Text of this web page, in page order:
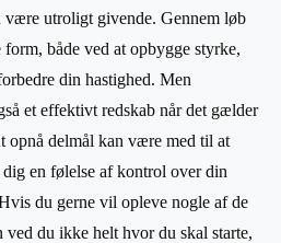
utroligt givende. Gennem løb
både ved at opbygge styrke,
din hastighed. Men
et effektivt redskab når det gælder
opnå delmål kan være med til at
en følelse af kontrol over din
du gerne vil opleve nogle af de
ved du ikke helt hvor du skal starte,